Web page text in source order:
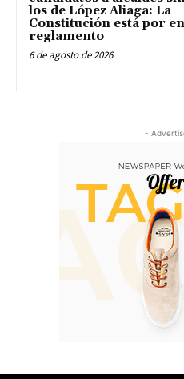
los de López Aliaga: La
Constitución está por
reglamento
6 de agosto de 2026
-